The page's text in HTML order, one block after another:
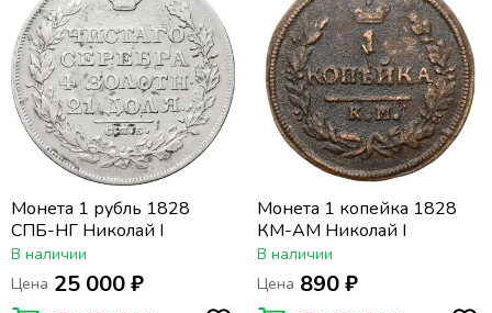
Монета 1 рубль 1828
СПБ-НГ Николай I
В наличии
Цена 25 000 ₽
Монета 1 копейка 1828
КМ-АМ Николай I
В наличии
Цена 890 ₽